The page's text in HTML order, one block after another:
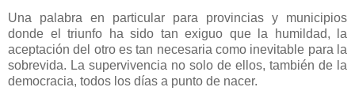
Una palabra en particular para provincias y municipios
donde el triunfo ha sido tan exiguo que la humildad, la
aceptación del otro es tan necesaria como inevitable para la
sobrevida. La supervivencia no solo de ellos, también de la
democracia, todos los días a punto de nacer.